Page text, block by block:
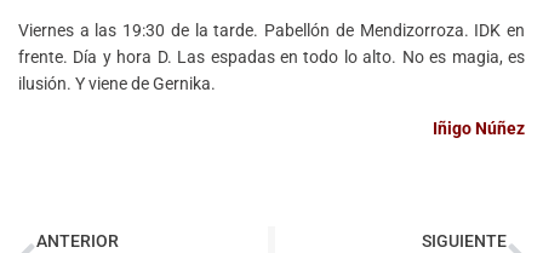
Viernes a las 19:30 de la tarde. Pabellón de Mendizorroza. IDK en
frente. Día y hora D. Las espadas en todo lo alto. No es magia, es
ilusión. Y viene de Gernika.
Iñigo Núñez
ANTERIOR SIGUIENTE